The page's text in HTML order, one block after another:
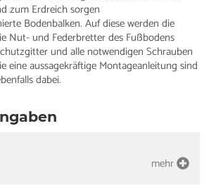
zum Erdreich sorgen
Bodenbalken. Auf diese werden die
Nut- und Federbretter des Fußbodens
und alle notwendigen Schrauben
eine aussagekräftige Montageanleitung sind
dabei.
mehr